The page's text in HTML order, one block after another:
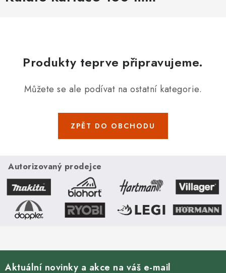
Produkty teprve připravujeme.
Můžete se ale podívat na ostatní kategorie.
ZPĚT DO OBCHODU
Autorizovaný prodejce
Aktuální novinky a akce na váš e-mail